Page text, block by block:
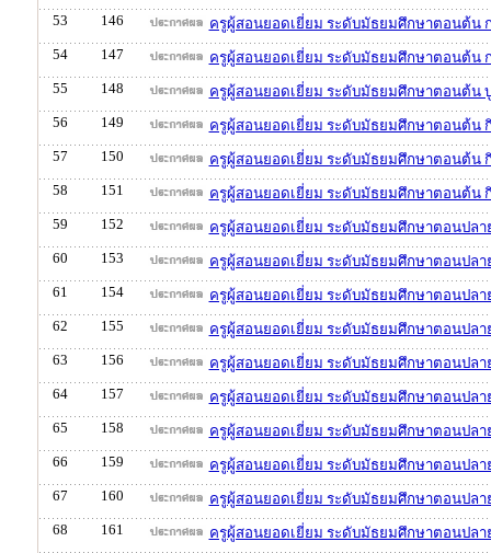
53
146
ครูผู้สอนยอดเยี่ยม ระดับมัธยมศึกษาตอนต้น
54
147
ครูผู้สอนยอดเยี่ยม ระดับมัธยมศึกษาตอนต้น
55
148
ครูผู้สอนยอดเยี่ยม ระดับมัธยมศึกษาตอนต้น
56
149
ครูผู้สอนยอดเยี่ยม ระดับมัธยมศึกษาตอนต้น
57
150
ครูผู้สอนยอดเยี่ยม ระดับมัธยมศึกษาตอนต้น
58
151
ครูผู้สอนยอดเยี่ยม ระดับมัธยมศึกษาตอนต้น
59
152
ครูผู้สอนยอดเยี่ยม ระดับมัธยมศึกษาตอนปลา
60
153
ครูผู้สอนยอดเยี่ยม ระดับมัธยมศึกษาตอนปล
61
154
ครูผู้สอนยอดเยี่ยม ระดับมัธยมศึกษาตอนปล
62
155
ครูผู้สอนยอดเยี่ยม ระดับมัธยมศึกษาตอนปล
63
156
ครูผู้สอนยอดเยี่ยม ระดับมัธยมศึกษาตอนปลา
64
157
ครูผู้สอนยอดเยี่ยม ระดับมัธยมศึกษาตอนปลา
65
158
ครูผู้สอนยอดเยี่ยม ระดับมัธยมศึกษาตอนปลา
66
159
ครูผู้สอนยอดเยี่ยม ระดับมัธยมศึกษาตอนปลา
67
160
ครูผู้สอนยอดเยี่ยม ระดับมัธยมศึกษาตอนปลา
68
161 ครูผู้สอนยอดเยี่ยม ระดับมัธยมศึกษาตอนปลา